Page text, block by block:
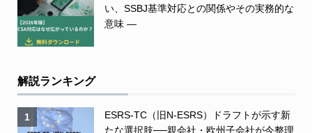
い、SSBJ基準対応との関係やその実務的な
意味 ―
解説ランキング
1
ESRS-TC（旧N-ESRS）ドラフトが示す新
たな選択肢──親会社・欧州子会社が今整理